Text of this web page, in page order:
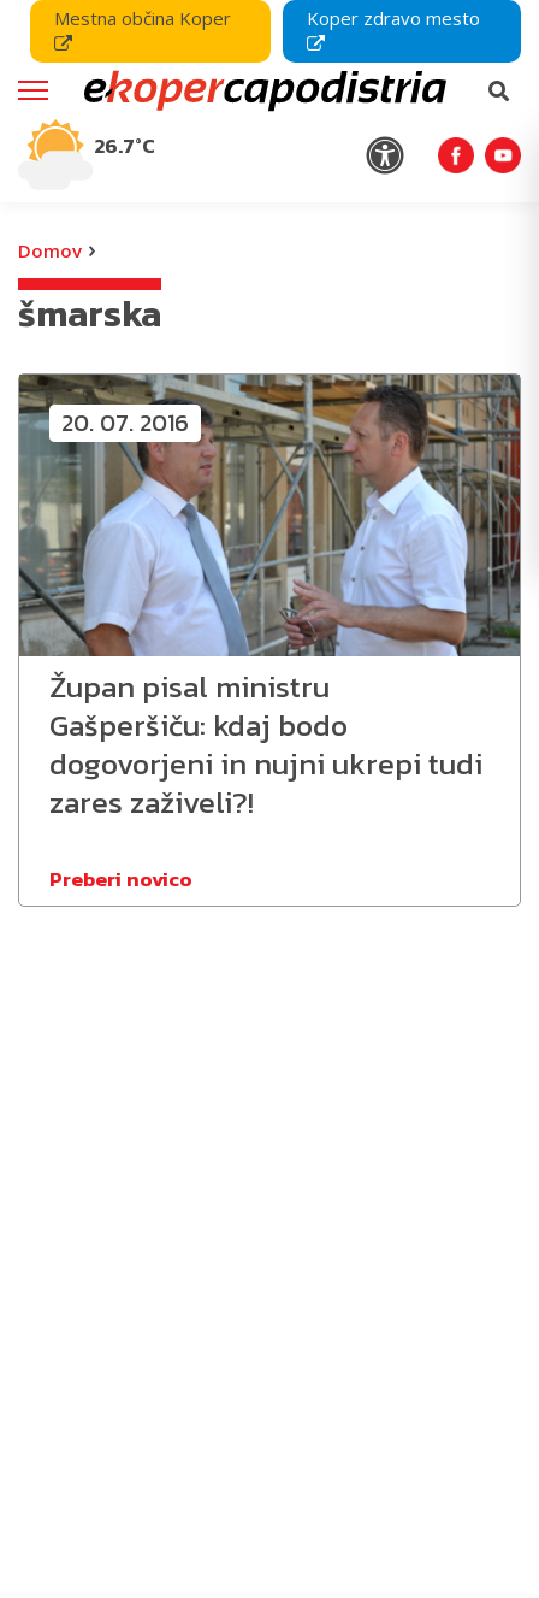
Mestna občina Koper Koper zdravo mesto
26.7°C
Domov ›
šmarska
20. 07. 2016
Župan pisal ministru
Gašperšiču: kdaj bodo
dogovorjeni in nujni ukrepi tudi
zares zaživeli?!
Preberi novico